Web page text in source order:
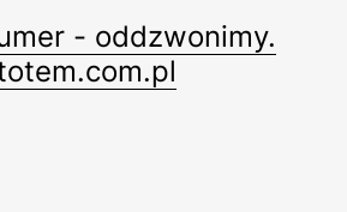
- oddzwonimy.